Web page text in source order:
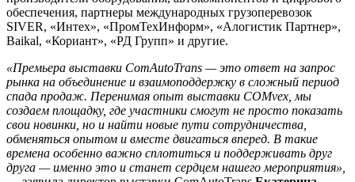
обеспечения, партнеры международных грузоперевозок
SIVER, «Интех», «ПромТехИнформ», «Алогистик Партнер»,
Baikal, «Кориант», «РД Групп» и другие.
«Премьера выставки ComAutoTrans — это ответ на запрос
рынка на объединение и взаимоподдержку в сложный период
спада продаж. Перенимая опыт выставки COMvex, мы
создаем площадку, где участники смогут не просто показать
свои новинки, но и найти новые пути сотрудничества,
обменяться опытом и вместе двигаться вперед. В такие
времена особенно важно сплотиться и поддерживать друг
друга — именно это и станет сердцем нашего мероприятия»,